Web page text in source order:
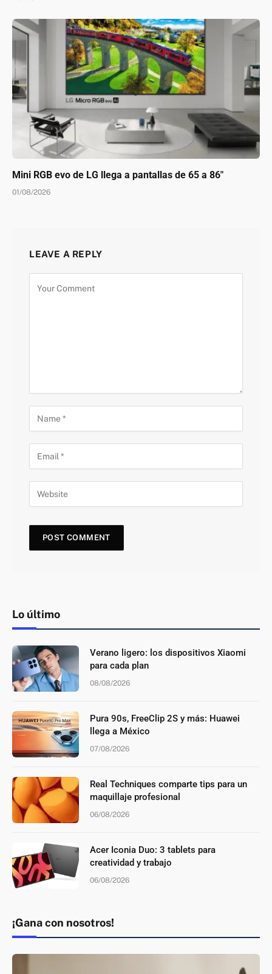
Mini RGB evo de LG llega a pantallas de 65 a 86″
01/08/2026
LEAVE A REPLY
Lo último
Verano ligero: los dispositivos Xiaomi
para cada plan
08/08/2026
Pura 90s, FreeClip 2S y más: Huawei
llega a México
07/08/2026
Real Techniques comparte tips para un
maquillaje profesional
06/08/2026
Acer Iconia Duo: 3 tablets para
creatividad y trabajo
06/08/2026
¡Gana con nosotros!